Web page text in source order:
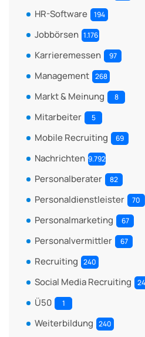
HR-Software 194
Jobbörsen 1.176
Karrieremessen 97
Management 268
Markt & Meinung 8
Mitarbeiter 5
Mobile Recruiting 69
Nachrichten 9.792
Personalberater 82
Personaldienstleister 70
Personalmarketing 67
Personalvermittler 67
Recruiting 240
Social Media Recruiting
Ü50 1
Weiterbildung 240